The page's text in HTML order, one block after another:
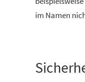
im Namen